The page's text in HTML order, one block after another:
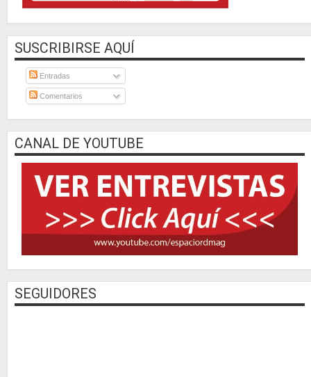
SUSCRIBIRSE AQUÍ
Entradas
Comentarios
CANAL DE YOUTUBE
SEGUIDORES